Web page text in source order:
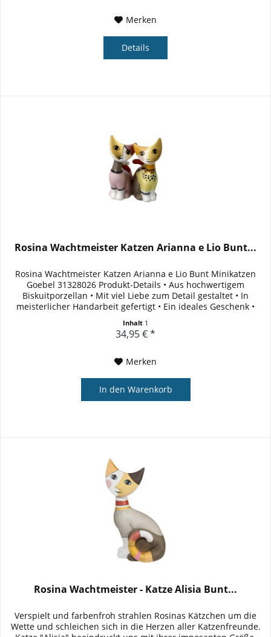
Merken
Details
Rosina Wachtmeister Katzen Arianna e Lio Bunt...
Rosina Wachtmeister Katzen Arianna e Lio Bunt Minikatzen
Goebel 31328026 Produkt-Details • Aus hochwertigem
Biskuitporzellan • Mit viel Liebe zum Detail gestaltet • In
meisterlicher Handarbeit gefertigt • Ein ideales Geschenk •
Inhalt 1
34,95 € *
Merken
In den Warenkorb
Rosina Wachtmeister - Katze Alisia Bunt...
Verspielt und farbenfroh strahlen Rosinas Kätzchen um die
Wette und schleichen sich in die Herzen aller Katzenfreunde.